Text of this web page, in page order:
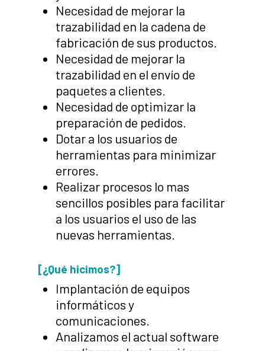
Necesidad de mejorar la
trazabilidad en la cadena de
fabricación de sus productos.
Necesidad de mejorar la
trazabilidad en el envío de
paquetes a clientes.
Necesidad de optimizar la
preparación de pedidos.
Dotar a los usuarios de
herramientas para minimizar
errores.
Realizar procesos lo mas
sencillos posibles para facilitar
a los usuarios el uso de las
nuevas herramientas.
[¿Qué hicimos?]
Implantación de equipos
informáticos y
comunicaciones.
Analizamos el actual software